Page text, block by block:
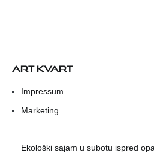
ART KVART
Impressum
Marketing
Ekološki sajam u subotu ispred